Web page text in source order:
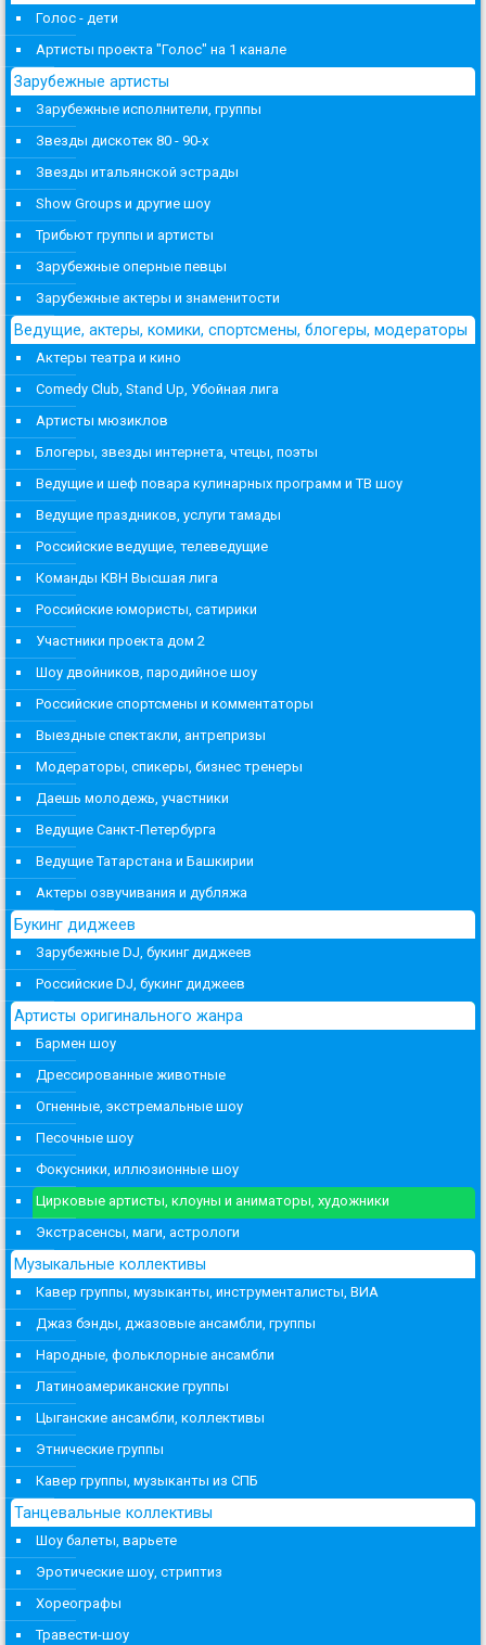
Голос - дети
Артисты проекта "Голос" на 1 канале
Зарубежные артисты
Зарубежные исполнители, группы
Звезды дискотек 80 - 90-х
Звезды итальянской эстрады
Show Groups и другие шоу
Трибьют группы и артисты
Зарубежные оперные певцы
Зарубежные актеры и знаменитости
Ведущие, актеры, комики, спортсмены, блогеры, модераторы
Актеры театра и кино
Comedy Club, Stand Up, Убойная лига
Артисты мюзиклов
Блогеры, звезды интернета, чтецы, поэты
Ведущие и шеф повара кулинарных программ и ТВ шоу
Ведущие праздников, услуги тамады
Российские ведущие, телеведущие
Команды КВН Высшая лига
Российские юмористы, сатирики
Участники проекта дом 2
Шоу двойников, пародийное шоу
Российские спортсмены и комментаторы
Выездные спектакли, антрепризы
Модераторы, спикеры, бизнес тренеры
Даешь молодежь, участники
Ведущие Санкт-Петербурга
Ведущие Татарстана и Башкирии
Актеры озвучивания и дубляжа
Букинг диджеев
Зарубежные DJ, букинг диджеев
Российские DJ, букинг диджеев
Артисты оригинального жанра
Бармен шоу
Дрессированные животные
Огненные, экстремальные шоу
Песочные шоу
Фокусники, иллюзионные шоу
Цирковые артисты, клоуны и аниматоры, художники
Экстрасенсы, маги, астрологи
Музыкальные коллективы
Кавер группы, музыканты, инструменталисты, ВИА
Джаз бэнды, джазовые ансамбли, группы
Народные, фольклорные ансамбли
Латиноамериканские группы
Цыганские ансамбли, коллективы
Этнические группы
Кавер группы, музыканты из СПБ
Танцевальные коллективы
Шоу балеты, варьете
Эротические шоу, стриптиз
Хореографы
Травести-шоу